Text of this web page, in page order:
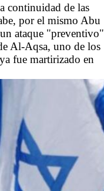
continuidad de las
por el mismo Abu
ataque "preventivo"
Al-Aqsa, uno de los
fue martirizado en